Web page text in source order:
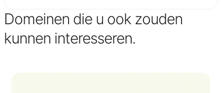
Domeinen die u ook zouden
kunnen interesseren.